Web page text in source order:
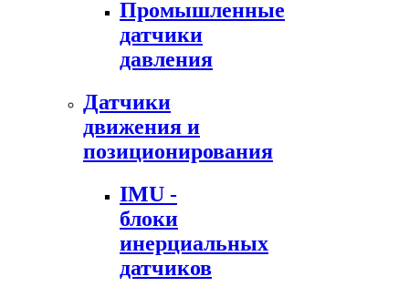
Промышленные
датчики
давления
Датчики
движения и
позиционирования
IMU -
блоки
инерциальных
датчиков